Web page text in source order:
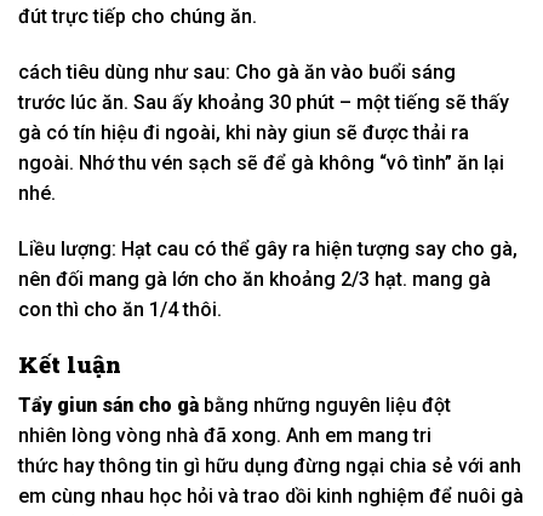
đút trực tiếp cho chúng ăn.
cách tiêu dùng như sau: Cho gà ăn vào buổi sáng
trước lúc ăn. Sau ấy khoảng 30 phút – mộttiếng sẽ thấy
gà có tín hiệu đi ngoài, khi này giun sẽ được thải ra
ngoài. Nhớthu vén sạch sẽ để gà không “vô tình” ăn lại
nhé.
Liều lượng: Hạt cau có thể gây ra hiện tượng say cho gà,
nên đối mang gà lớn cho ăn khoảng 2/3 hạt. mang gà
con thì cho ăn 1/4 thôi.
Kết luận
Tẩy giun sán cho gà bằng những nguyên liệu đột
nhiên lòng vòng nhà đã xong. Anh em mang tri
thức haythông tin gì hữu dụng đừng ngại chia sẻ với anh
em cùng nhau học hỏi và trao dồi kinh nghiệm để nuôi gà